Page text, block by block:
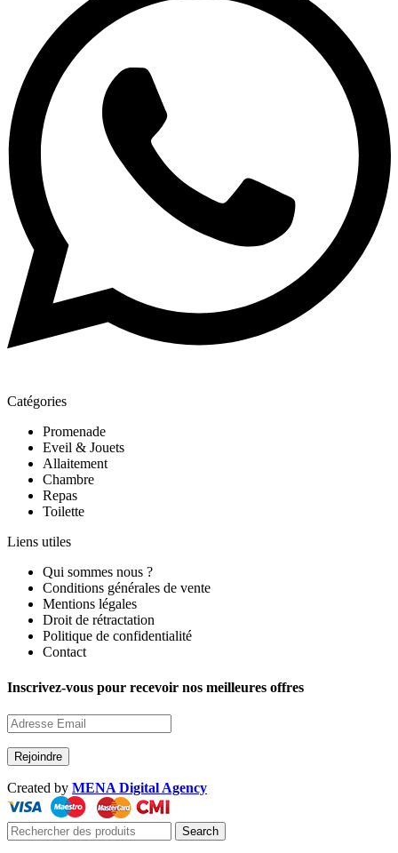
Catégories
Promenade
Eveil & Jouets
Allaitement
Chambre
Repas
Toilette
Liens utiles
Qui sommes nous ?
Conditions générales de vente
Mentions légales
Droit de rétractation
Politique de confidentialité
Contact
Inscrivez-vous pour recevoir nos meilleures offres
Created by MENA Digital Agency
Search